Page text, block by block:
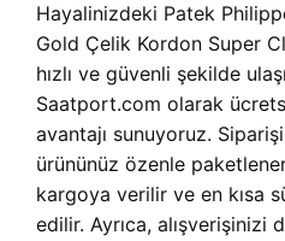
Hayalinizdeki Patek
Gold Çelik Kordon Super
hızlı ve güvenli şekilde
Saatport.com olarak
avantajı sunuyoruz.
ürününüz özenle
kargoya verilir ve en kısa
edilir. Ayrıca, alışverişinizi